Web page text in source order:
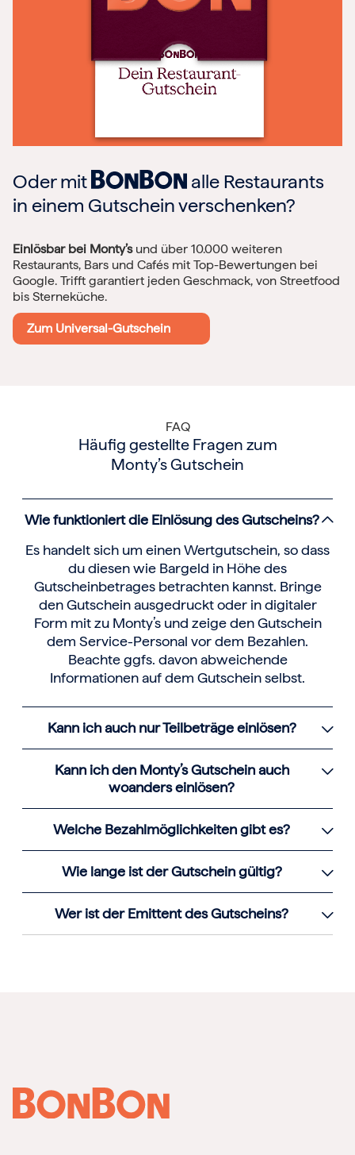
Oder mit
alle Restaurants
in einem Gutschein verschenken?
Einlösbar bei Monty’sund über 10.000 weiteren
Restaurants, Bars und Cafés mit Top-Bewertungen bei
Google. Trifft garantiert jeden Geschmack, von Streetfood
bis Sterneküche.
Zum Universal-Gutschein
FAQ
Häufig gestellte Fragen zum
Monty’s Gutschein
Wie funktioniert die Einlösung des Gutscheins?
Es handelt sich um einen Wertgutschein, so dass
du diesen wie Bargeld in Höhe des
Gutscheinbetrages betrachten kannst. Bringe
den Gutschein ausgedruckt oder in digitaler
Form mit zu Monty’s und zeige den Gutschein
dem Service-Personal vor dem Bezahlen.
Beachte ggfs. davon abweichende
Informationen auf dem Gutschein selbst.
Kann ich auch nur Teilbeträge einlösen?
Kann ich den Monty’s Gutschein auch
woanders einlösen?
Welche Bezahlmöglichkeiten gibt es?
Wie lange ist der Gutschein gültig?
Wer ist der Emittent des Gutscheins?